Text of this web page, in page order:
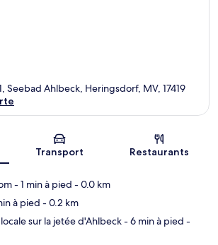
Carte
Seebad Ahlbeck, Heringsdorf, MV, 17419
Transport Restaurants
- 1 min à pied - 0.0 km
à pied - 0.2 km
sur la jetée d'Ahlbeck- 6 min à pied -